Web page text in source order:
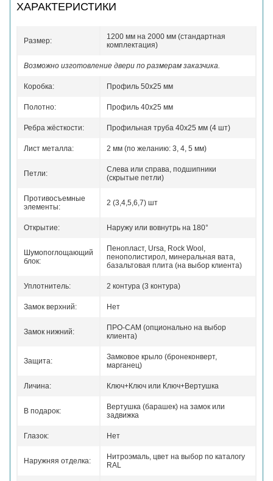
ХАРАКТЕРИСТИКИ
Размер:
1200 мм на 2000 мм (стандартная
комплектация)
Возможно изготовление двери по размерам заказчика.
Коробка: Профиль 50x25 мм
Полотно: Профиль 40x25 мм
Ребра жёсткости: Профильная труба 40х25 мм (4 шт)
Лист металла: 2 мм (по желанию: 3, 4, 5 мм)
Петли:
Слева или справа, подшипники
(скрытые петли)
Противосъемные
элементы:
2 (3,4,5,6,7) шт
Открытие: Наружу или вовнутрь на 180°
Шумопоглощающий
блок:
Пенопласт, Ursa, Rock Wool,
пенополистирол, минеральная вата,
базальтовая плита (на выбор клиента)
Уплотнитель: 2 контура (3 контура)
Замок верхний: Нет
Замок нижний:
ПРО-САМ (опционально на выбор
клиента)
Защита:
Замковое крыло (бронеконверт,
марганец)
Личина: Ключ+Ключ или Ключ+Вертушка
В подарок:
Вертушка (барашек) на замок или
задвижка
Глазок: Нет
Наружняя отделка:
Нитроэмаль, цвет на выбор по каталогу
RAL